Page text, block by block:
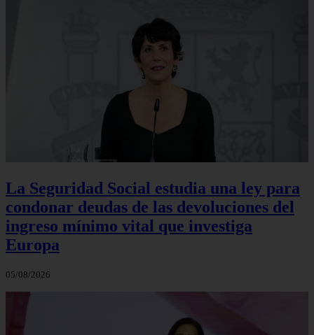
La Seguridad Social estudia una ley para
condonar deudas de las devoluciones del
ingreso mínimo vital que investiga
Europa
05/08/2026